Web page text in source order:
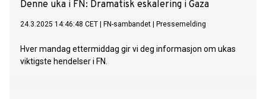
Denne uka i FN: Dramatisk eskalering i Gaza
24.3.2025 14:46:48 CET FN-sambandet Pressemelding
Hver mandag ettermiddag gir vi deg informasjon om ukas
viktigste hendelser i FN.